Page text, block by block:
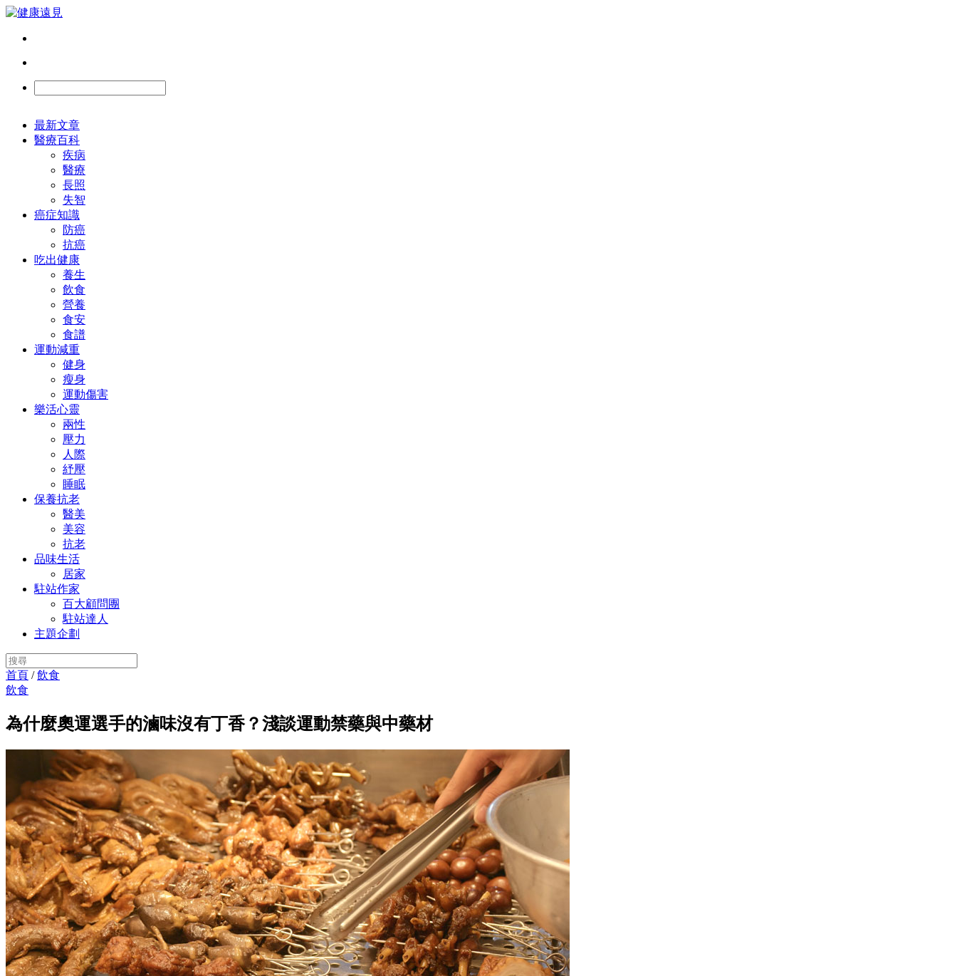
最新文章
醫療百科
疾病
醫療
長照
失智
癌症知識
防癌
抗癌
吃出健康
養生
飲食
營養
食安
食譜
運動減重
健身
瘦身
運動傷害
樂活心靈
兩性
壓力
人際
紓壓
睡眠
保養抗老
醫美
美容
抗老
品味生活
居家
駐站作家
百大顧問團
駐站達人
主題企劃
首頁 /飲食
飲食
為什麼奧運選手的滷味沒有丁香？淺談運動禁藥與中藥材